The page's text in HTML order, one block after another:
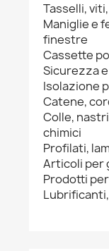
Tasselli,
Maniglie e
finestre
Cassette
Sicurezza
Isolazione
Catene,
Colle,
chimici
Profilati,
Articoli per
Prodotti